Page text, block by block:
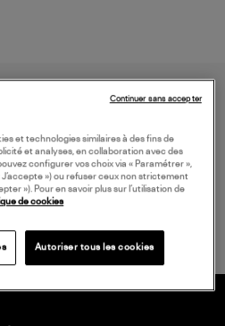
GRATUITE
150 € d'achat*
et technologies similaires à des fins de
et analyses, en collaboration avec des
configurer vos choix via « Paramétrer »,
») ou refuser ceux non strictement
»). Pour en savoir plus sur l’utilisation de
de cookies
Autoriser tous les cookies
Continuer sans accepter